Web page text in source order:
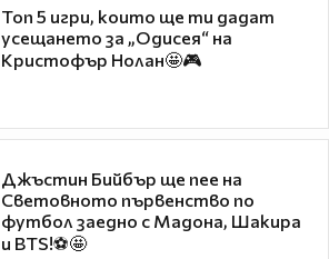
Топ 5 игри, които ще ти дадат
усещането за „Одисея“ на
Кристофър Нолан🤩🎮
Джъстин Бийбър ще пее на
Световното първенство по
футбол заедно с Мадона, Шакира
и BTS!⚽🤩